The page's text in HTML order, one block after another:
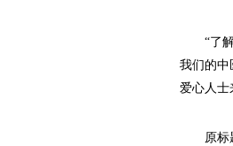
“了解
我们的中
爱心人士
原标